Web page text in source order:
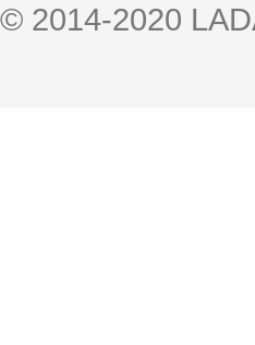
© 2014-2020